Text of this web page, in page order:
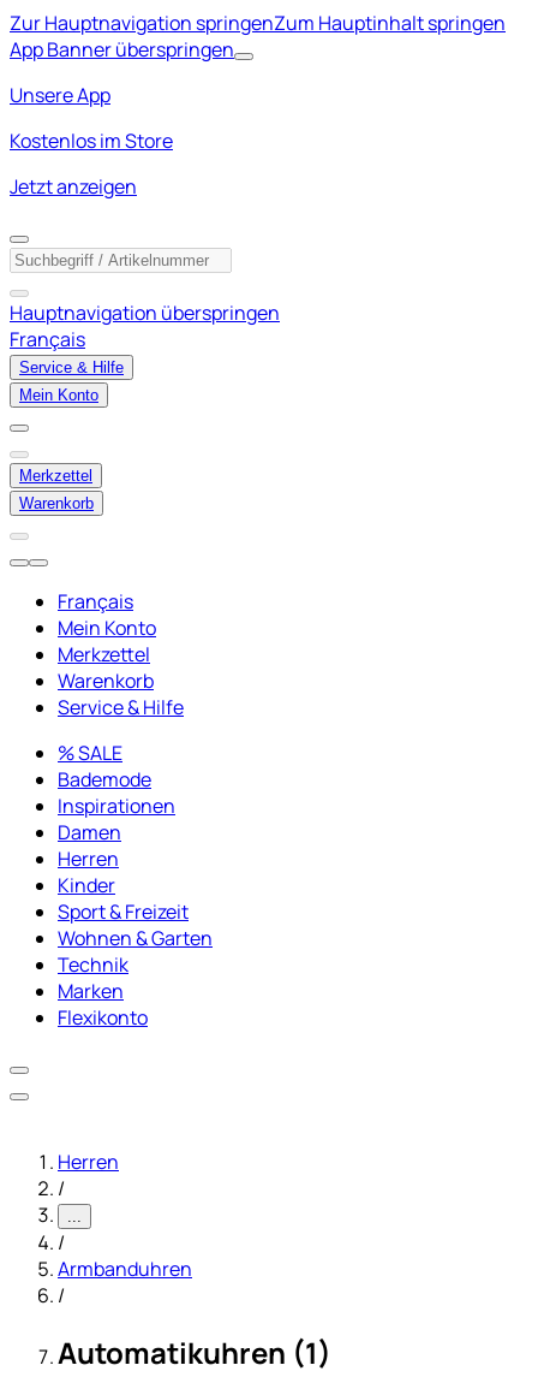
Zur Hauptnavigation springenZum Hauptinhalt springen
App Banner überspringen
Unsere App
Kostenlos im Store
Jetzt anzeigen
Hauptnavigation überspringen
Français
Service & Hilfe
Mein Konto
Merkzettel
Warenkorb
Français
Mein Konto
Merkzettel
Warenkorb
Service & Hilfe
% SALE
Bademode
Inspirationen
Damen
Herren
Kinder
Sport & Freizeit
Wohnen & Garten
Technik
Marken
Flexikonto
Herren
/
...
/
Armbanduhren
/
Automatikuhren (1)